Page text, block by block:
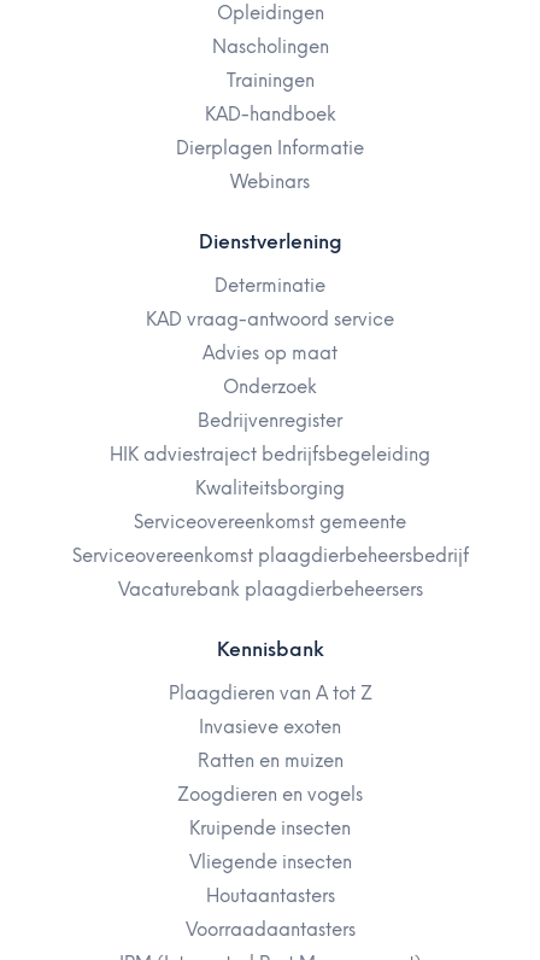
Opleidingen
Nascholingen
Trainingen
KAD-handboek
Dierplagen Informatie
Webinars
Dienstverlening
Determinatie
KAD vraag-antwoord service
Advies op maat
Onderzoek
Bedrijvenregister
HIK adviestraject bedrijfsbegeleiding
Kwaliteitsborging
Serviceovereenkomst gemeente
Serviceovereenkomst plaagdierbeheersbedrijf
Vacaturebank plaagdierbeheersers
Kennisbank
Plaagdieren van A tot Z
Invasieve exoten
Ratten en muizen
Zoogdieren en vogels
Kruipende insecten
Vliegende insecten
Houtaantasters
Voorraadaantasters